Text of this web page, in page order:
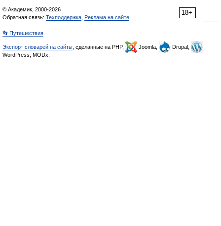
18+
© Академик, 2000-2026
Обратная связь: Техподдержка Реклама на сайте
👣 Путешествия
Экспорт словарей на сайты , сделанные на PHP, Joomla,
Drupal,
WordPress, MODx.